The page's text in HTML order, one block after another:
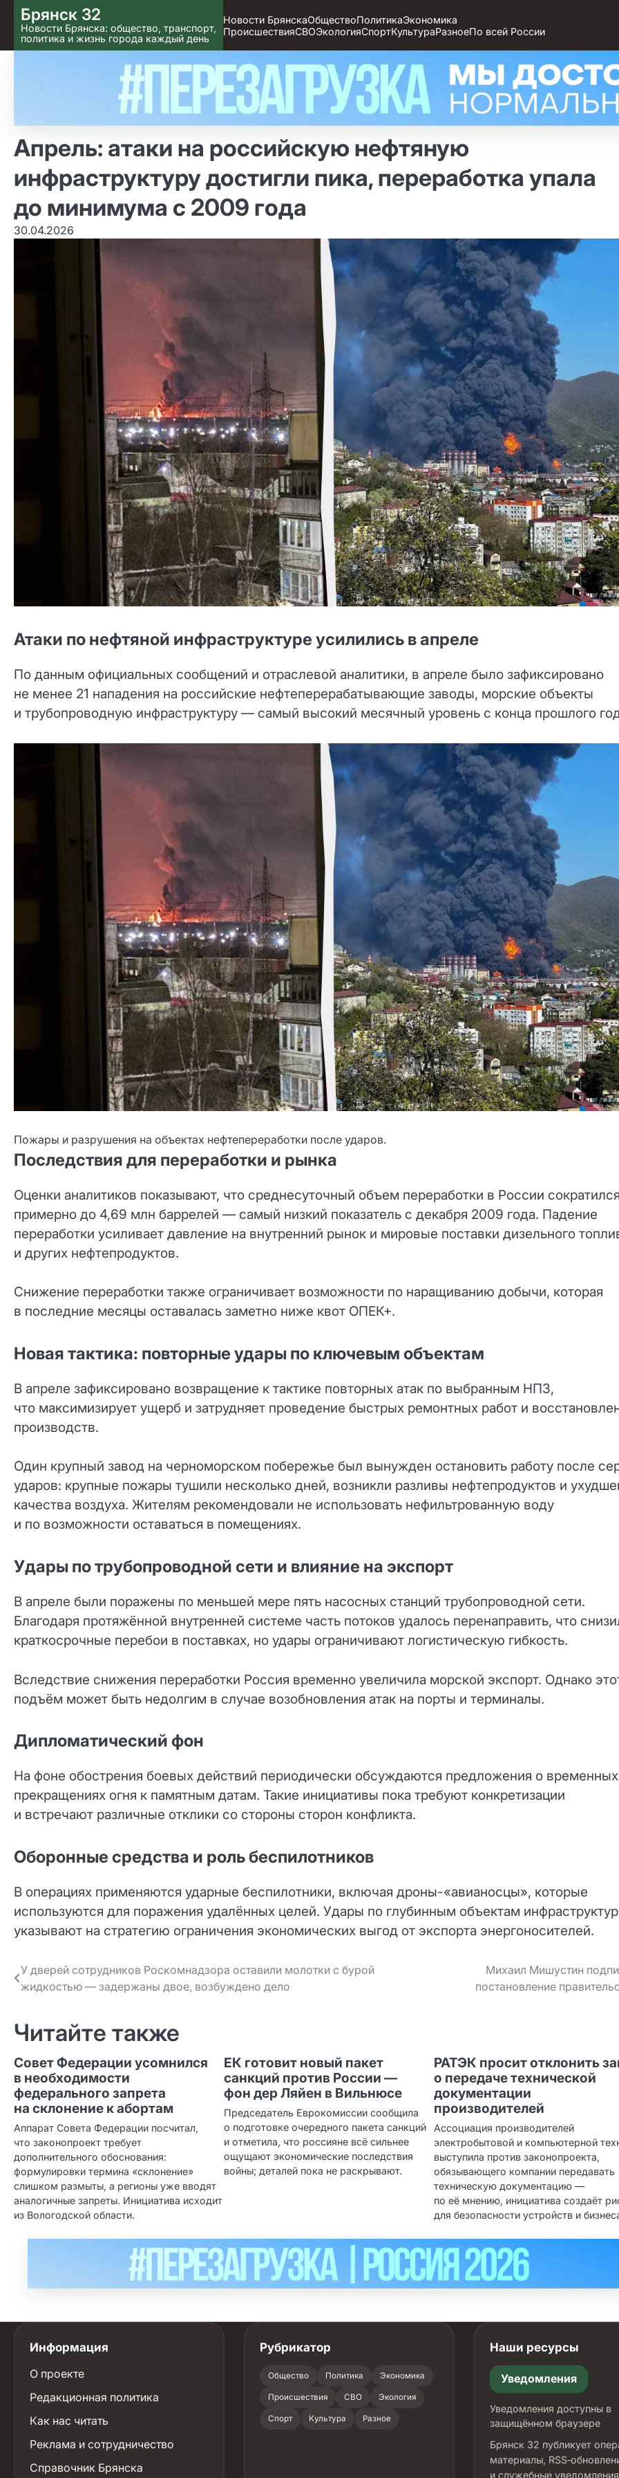
Skip
to content
Брянск 32
Новости Брянска: общество, транспорт,
политика и жизнь города каждый день
Новости БрянскаОбществоПолитикаЭкономика
ПроисшествияСВОЭкологияСпортКультураРазноеПо всей России
Апрель: атаки на российскую нефтяную
инфраструктуру достигли пика, переработка упала
до минимума с 2009 года
30.04.2026
Атаки по нефтяной инфраструктуре усилились в апреле
По данным официальных сообщений и отраслевой аналитики, в апреле было зафиксировано
не менее 21 нападения на российские нефтеперерабатывающие заводы, морские объекты
и трубопроводную инфраструктуру — самый высокий месячный уровень с конца прошлого
Пожары и разрушения на объектах нефтепереработки после ударов.
Последствия для переработки и рынка
Оценки аналитиков показывают, что среднесуточный объем переработки в России
примерно до 4,69 млн баррелей — самый низкий показатель с декабря 2009 года. Падение
переработки усиливает давление на внутренний рынок и мировые поставки дизельного
и других нефтепродуктов.
Снижение переработки также ограничивает возможности по наращиванию добычи, которая
в последние месяцы оставалась заметно ниже квот ОПЕК+.
Новая тактика: повторные удары по ключевым объектам
В апреле зафиксировано возвращение к тактике повторных атак по выбранным НПЗ,
что максимизирует ущерб и затрудняет проведение быстрых ремонтных работ и
производств.
Один крупный завод на черноморском побережье был вынужден остановить работу после
ударов: крупные пожары тушили несколько дней, возникли разливы нефтепродуктов и
качества воздуха. Жителям рекомендовали не использовать нефильтрованную воду
и по возможности оставаться в помещениях.
Удары по трубопроводной сети и влияние на экспорт
В апреле были поражены по меньшей мере пять насосных станций трубопроводной сети.
Благодаря протяжённой внутренней системе часть потоков удалось перенаправить, что
краткосрочные перебои в поставках, но удары ограничивают логистическую гибкость.
Вследствие снижения переработки Россия временно увеличила морской экспорт. Однако
подъём может быть недолгим в случае возобновления атак на порты и терминалы.
Дипломатический фон
На фоне обострения боевых действий периодически обсуждаются предложения о временных
прекращениях огня к памятным датам. Такие инициативы пока требуют конкретизации
и встречают различные отклики со стороны сторон конфликта.
Оборонные средства и роль беспилотников
В операциях применяются ударные беспилотники, включая дроны-«авианосцы», которые
используются для поражения удалённых целей. Удары по глубинным объектам
указывают на стратегию ограничения экономических выгод от экспорта энергоносителей.
Навигация
по записям
У дверей сотрудников Роскомнадзора оставили молотки с бурой
жидкостью — задержаны двое, возбуждено дело
Михаил Мишустин
постановление
Читайте также
Совет Федерации усомнился
в необходимости
федерального запрета
на склонение к абортам
Аппарат Совета Федерации посчитал,
что законопроект требует
дополнительного обоснования:
формулировки термина «склонение»
слишком размыты, а регионы уже вводят
аналогичные запреты. Инициатива исходит
из Вологодской области.
ЕК готовит новый пакет
санкций против России —
фон дер Ляйен в Вильнюсе
Председатель Еврокомиссии сообщила
о подготовке очередного пакета санкций
и отметила, что россияне всё сильнее
ощущают экономические последствия
войны; деталей пока не раскрывают.
РАТЭК просит отклонить
о передаче технической
документации
производителей
Ассоциация производителей
электробытовой и компьютерной
выступила против законопроекта,
обязывающего компании передавать
техническую документацию —
по её мнению, инициатива создаёт
для безопасности устройств и
Информация
О проекте
Редакционная политика
Как нас читать
Реклама и сотрудничество
Справочник Брянска
Рубрикатор
Общество Политика Экономика
Происшествия СВО Экология
Спорт Культура Разное
Наши ресурсы
Уведомления
Уведомления доступны в
защищённом браузере
Брянск 32 публикует
материалы,
и служебные